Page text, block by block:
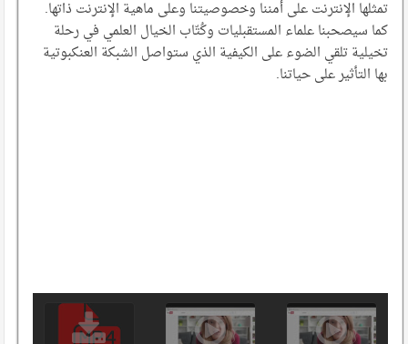
تمثلها الإنترنت على أمننا وخصوصيتنا وعلى ماهية الإنترنت ذاتها.
كما سيصحبنا علماء المستقبليات وكُتّاب الخيال العلمي في رحلة
تخيلية تلقي الضوء على الكيفية الذي ستواصل الشبكة العنكبوتية
بها التأثير على حياتنا.